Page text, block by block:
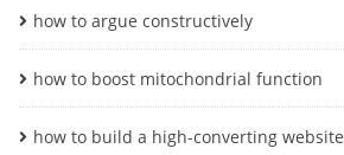
how to argue constructively
how to boost mitochondrial function
how to build a high-converting website